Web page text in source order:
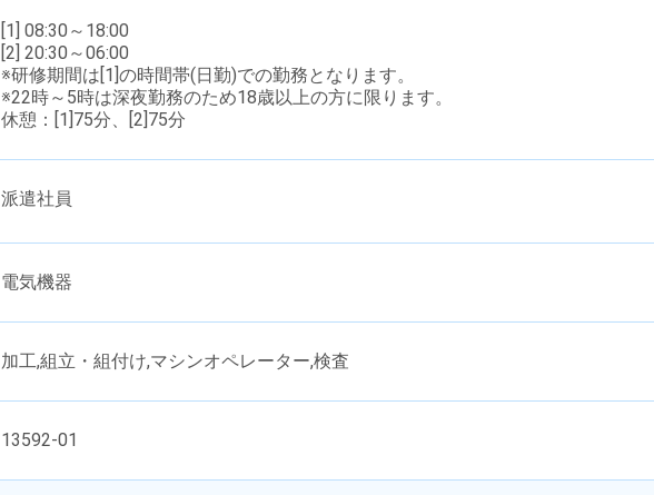
[1] 08:30～18:00
[2] 20:30～06:00
※研修期間は[1]の時間帯(日勤)での勤務となります。
※22時～5時は深夜勤務のため18歳以上の方に限ります。
休憩：[1]75分、[2]75分
派遣社員
電気機器
加工,組立・組付け,マシンオペレーター,検査
13592-01